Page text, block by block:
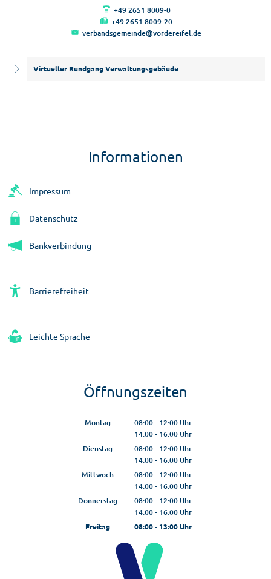
+49 2651 8009-0
+49 2651 8009-20
verbandsgemeinde@vordereifel.de
Virtueller Rundgang Verwaltungsgebäude
Informationen
Impressum
Datenschutz
Bankverbindung
Barrierefreiheit
Leichte Sprache
Öffnungszeiten
Montag 08:00- 12:00Uhr
Von 08:00 bis 12:00 Uhr
14:00- 16:00Uhr
Von 14:00 bis 16:00 Uhr
Dienstag 08:00- 12:00Uhr
Von 08:00 bis 12:00 Uhr
14:00- 16:00Uhr
Von 14:00 bis 16:00 Uhr
Mittwoch 08:00- 12:00Uhr
Von 08:00 bis 12:00 Uhr
14:00- 16:00Uhr
Von 14:00 bis 16:00 Uhr
Donnerstag 08:00- 12:00Uhr
Von 08:00 bis 12:00 Uhr
14:00- 16:00Uhr
Von 14:00 bis 16:00 Uhr
Freitag 08:00- 13:00Uhr